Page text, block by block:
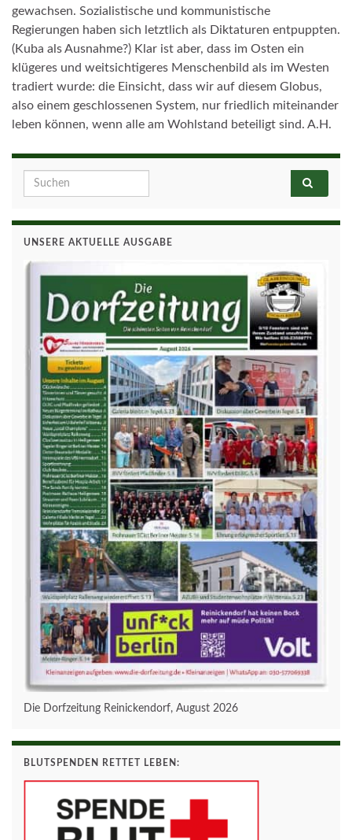
gewachsen. Sozialistische und kommunistische
Regierungen haben sich letztlich als Diktaturen entpuppten.
(Kuba als Ausnahme?) Klar ist aber, dass im Osten ein
klügeres und weitsichtigeres Menschenbild als im Westen
tradiert wurde: die Einsicht, dass wir auf diesem Globus,
also einem geschlossenen System, nur friedlich miteinander
leben können, wenn alle am Wohlstand beteiligt sind. A.H.
Search for:
UNSERE AKTUELLE AUSGABE
Die Dorfzeitung Reinickendorf, August 2026
BLUTSPENDEN RETTET LEBEN: